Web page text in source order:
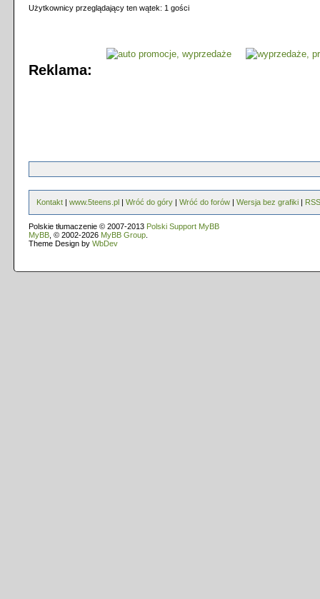
Użytkownicy przeglądający ten wątek: 1 gości
Reklama:
Kontakt | www.5teens.pl | Wróć do góry | Wróć do forów | Wersja bez grafiki | RSS
Polskie tłumaczenie © 2007-2013 Polski Support MyBB
MyBB , © 2002-2026 MyBB Group
Theme Design by WbDev